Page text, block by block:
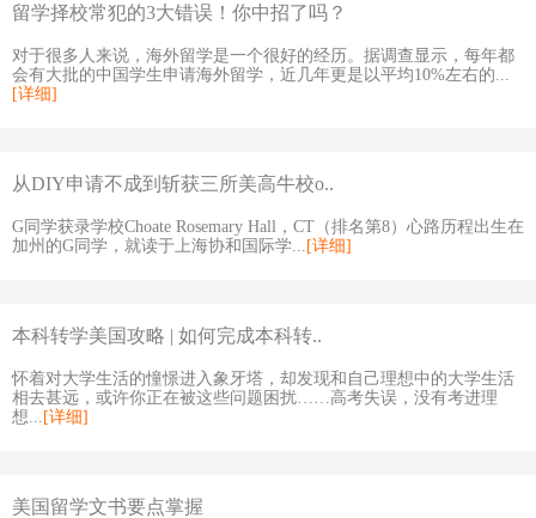
留学择校常犯的3大错误！你中招了吗？
对于很多人来说，海外留学是一个很好的经历。据调查显示，每年都
会有大批的中国学生申请海外留学，近几年更是以平均10%左右的...
[详细]
从DIY申请不成到斩获三所美高牛校o..
G同学获录学校Choate Rosemary Hall，CT（排名第8）心路历程出生在
加州的G同学，就读于上海协和国际学... [详细]
本科转学美国攻略 | 如何完成本科转..
怀着对大学生活的憧憬进入象牙塔，却发现和自己理想中的大学生活
相去甚远，或许你正在被这些问题困扰……高考失误，没有考进理
想... [详细]
美国留学文书要点掌握